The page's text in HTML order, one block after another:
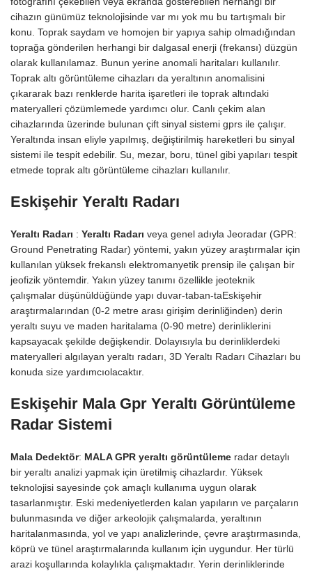
cihazın günümüz teknolojisinde var mı yok mu bu tartışmalı bir
konu. Toprak saydam ve homojen bir yapıya sahip olmadığından
toprağa gönderilen herhangi bir dalgasal enerji (frekansı) düzgün
olarak kullanılamaz. Bunun yerine anomali haritaları kullanılır.
Toprak altı görüntüleme cihazları da yeraltının anomalisini
çıkararak bazı renklerde harita işaretleri ile toprak altındaki
materyalleri çözümlemede yardımcı olur. Canlı çekim alan
cihazlarında üzerinde bulunan çift sinyal sistemi gprs ile çalışır.
Yeraltında insan eliyle yapılmış, değiştirilmiş hareketleri bu sinyal
sistemi ile tespit edebilir. Su, mezar, boru, tünel gibi yapıları tespit
etmede toprak altı görüntüleme cihazları kullanılır.
Eskişehir Yeraltı Radarı
Yeraltı Radarı : Yeraltı Radarı veya genel adıyla Jeoradar (GPR:
Ground Penetrating Radar) yöntemi, yakın yüzey araştırmalar için
kullanılan yüksek frekanslı elektromanyetik prensip ile çalışan bir
jeofizik yöntemdir. Yakın yüzey tanımı özellikle jeoteknik
çalışmalar düşünüldüğünde yapı duvar-taban-taEskişehir
araştırmalarından (0-2 metre arası girişim derinliğinden) derin
yeraltı suyu ve maden haritalama (0-90 metre) derinliklerini
kapsayacak şekilde değişkendir. Dolayısıyla bu derinliklerdeki
materyalleri algılayan yeraltı radarı, 3D Yeraltı Radarı Cihazları bu
konuda size yardımcıolacaktır.
Eskişehir Mala Gpr Yeraltı Görüntüleme
Radar Sistemi
Mala Dedektör: MALA GPR yeraltı görüntüleme radar detaylı
bir yeraltı analizi yapmak için üretilmiş cihazlardır. Yüksek
teknolojisi sayesinde çok amaçlı kullanıma uygun olarak
tasarlanmıştır. Eski medeniyetlerden kalan yapıların ve parçaların
bulunmasında ve diğer arkeolojik çalışmalarda, yeraltının
haritalanmasında, yol ve yapı analizlerinde, çevre araştırmasında,
köprü ve tünel araştırmalarında kullanım için uygundur. Her türlü
arazi koşullarında kolaylıkla çalışmaktadır. Yerin derinliklerinde